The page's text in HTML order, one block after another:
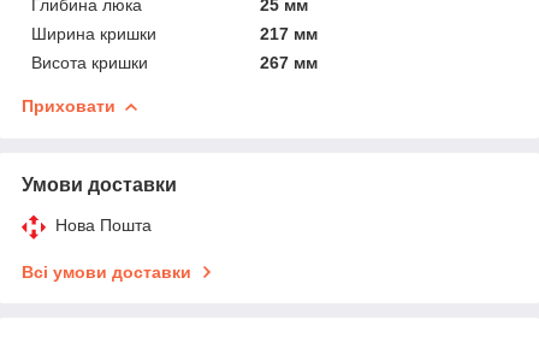
Глибина люка
25 мм
Ширина кришки
217 мм
Висота кришки
267 мм
Приховати
Умови доставки
Нова Пошта
Всі умови доставки